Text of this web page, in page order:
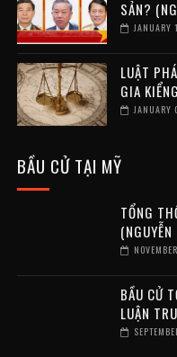
SẢN?
LUẬT
GIA
BẦU CỬ TẠI MỸ
TỔNG
BẦU CỬ
LUẬN